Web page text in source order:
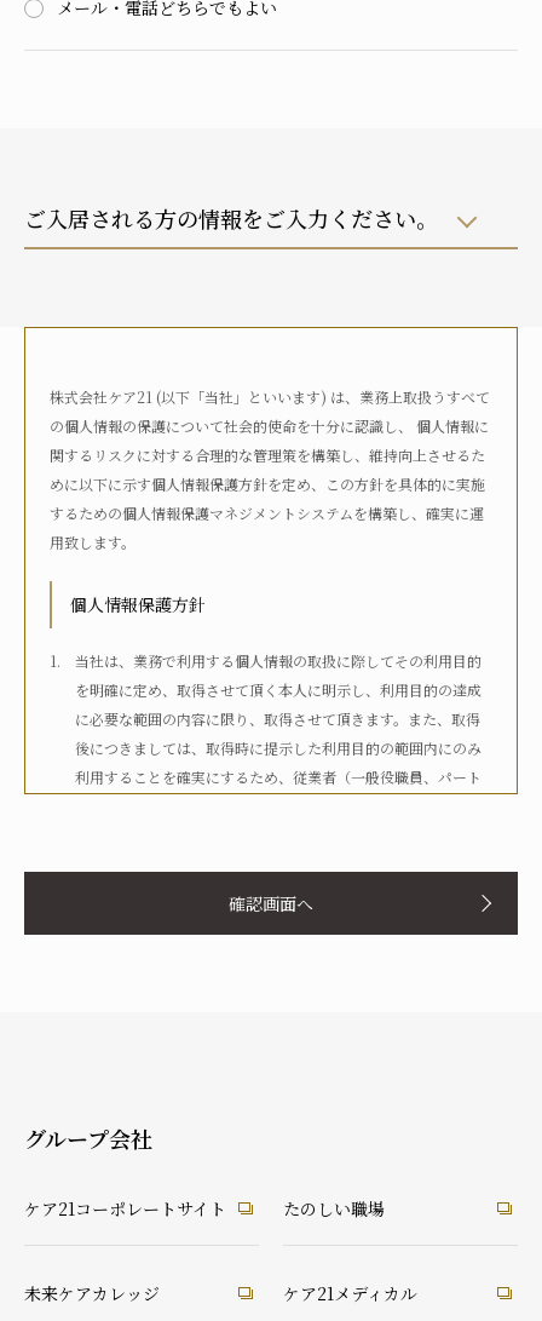
メール・電話どちらでもよい
ご入居される方の情報をご入力ください。
自宅におり、介護サービスは利用していない
いる
何らかの高齢者向け施設に入居している
病院に入院している
その他
介護度
自立
要支援1
要介護2
要介護3
介護認定
認定済み
申請中 区分変更中 不明
実の父
実の母 義理の父
知人・友人
ケアマネ・介護・医療関係者
株式会社ケア21 (以下「当社」といいます) は、業務上取扱うすべて
の個人情報の保護について社会的使命を十分に認識し、 個人情報に
関するリスクに対する合理的な管理策を構築し、維持向上させるた
めに以下に示す個人情報保護方針を定め、この方針を具体的に実施
するための個人情報保護マネジメントシステムを構築し、確実に運
用致します。
個人情報保護方針
当社は、業務で利用する個人情報の取扱に際してその利用目的
を明確に定め、取得させて頂く本人に明示し、利用目的の達成
に必要な範囲の内容に限り、取得させて頂きます。また、取得
後につきましては、取得時に提示した利用目的の範囲内にのみ
利用することを確実にするため、従業者（一般役職員、パート
当社は、個人情報の取扱いに関して、法令、国が定める指針そ
の他の規範等を遵守した取得やその利用に努めてまいります。
消去等の権利を有していることを認識し、本人からのこれらの
要求に対しては、遅滞なく対応してまいります。
き、本人に同意なく個人情報を第三者に提供することはありま
せん。
当社は、個人情報の取扱いに関して、顧客等からの相談や苦情
確認画面へ
グループ会社
ケア21コーポレートサイト たのしい職場
未来ケアカレッジ ケア21メディカル